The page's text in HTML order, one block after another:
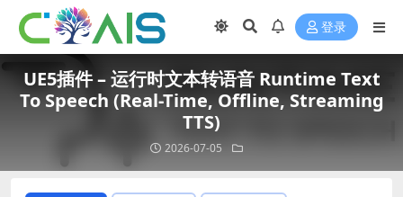
登录
UE5插件 – 运行时文本转语音 Runtime Text
To Speech (Real-Time, Offline, Streaming
TTS)
2026-07-05